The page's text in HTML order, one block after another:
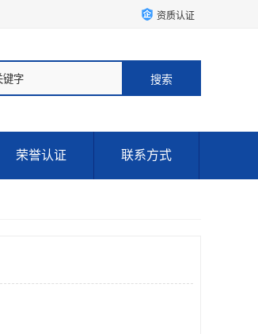
资质认证
荣誉认证 联系方式